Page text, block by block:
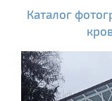
Каталог